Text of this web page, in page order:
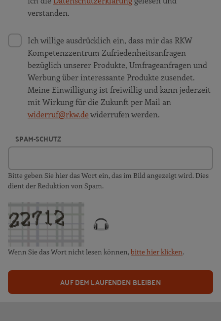
verstanden.
Ich willige ausdrücklich ein, dass mir das RKW
Kompetenzzentrum Zufriedenheitsanfragen
bezüglich unserer Produkte, Umfrageanfragen und
Werbung über interessante Produkte zusendet.
Meine Einwilligung ist freiwillig und kann jederzeit
mit Wirkung für die Zukunft per Mail an
widerruf@rkw.dewiderrufen werden.
SPAM-SCHUTZ
Bitte geben Sie hier das Wort ein, das im Bild angezeigt wird. Dies
dient der Reduktion von Spam.
Wenn Sie das Wort nicht lesen können,bitte hier klicken.
AUF DEM LAUFENDEN BLEIBEN